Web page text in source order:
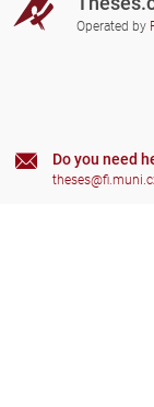
Operated by
Do you need